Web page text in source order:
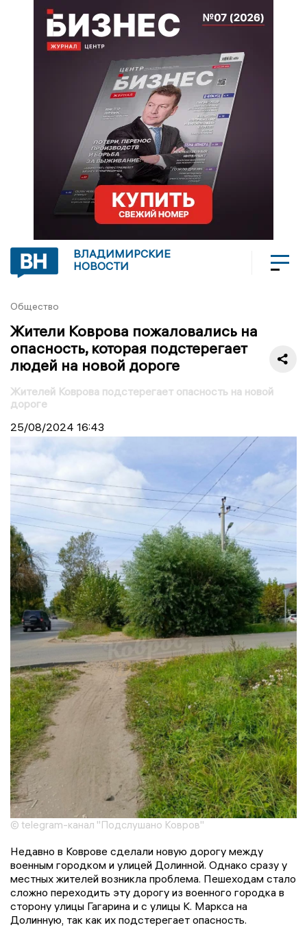
ВЛАДИМИРСКИЕ
НОВОСТИ
Общество
Жители Коврова пожаловались на
опасность, которая подстерегает
людей на новой дороге
Жителей Коврова подстерегает опасность на новой
дороге
25/08/2024 16:43
© telegram-канал "Подслушано Ковров"
Недавно в Коврове сделали новую дорогу между
военным городком и улицей Долинной. Однако сразу у
местных жителей возникла проблема. Пешеходам стало
сложно переходить эту дорогу из военного городка в
сторону улицы Гагарина и с улицы К. Маркса на
Долинную, так как их подстерегает опасность.